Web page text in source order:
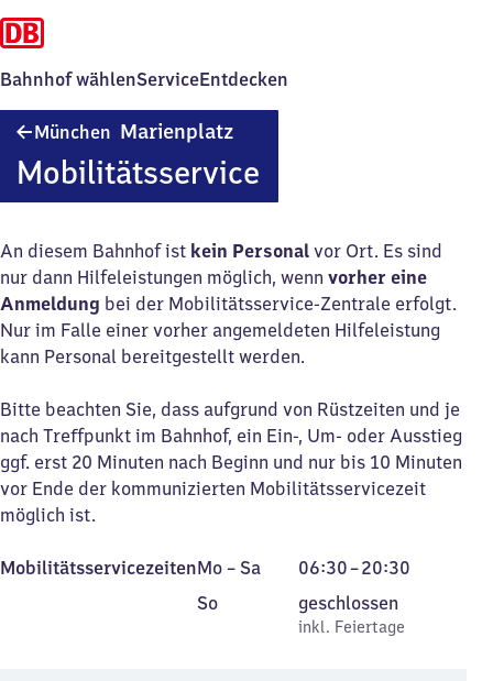
Bahnhof wählenServiceEntdecken
München Marienplatz
Mobilitätsservice
An diesem Bahnhof ist kein Personal vor Ort. Es sind
nur dann Hilfeleistungen möglich, wenn vorher eine
Anmeldung bei der Mobilitätsservice-Zentrale erfolgt.
Nur im Falle einer vorher angemeldeten Hilfeleistung
kann Personal bereitgestellt werden.
Bitte beachten Sie, dass aufgrund von Rüstzeiten und je
nach Treffpunkt im Bahnhof, ein Ein-, Um- oder Ausstieg
ggf. erst 20 Minuten nach Beginn und nur bis 10 Minuten
vor Ende der kommunizierten Mobilitätsservicezeit
möglich ist.
MobilitätsservicezeitenMontag
bis
Mo – Sa 06:30–20:30
Von
Uhr
Sonntag
So,
inkl. Feiertage
geschlossen
inkl. Feiertage